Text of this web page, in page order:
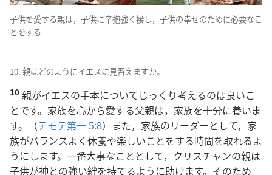
子供を愛する親は，子供に辛抱強く接し，子供の幸せのために必要なこ
とをする
10. 親はどのようにイエスに見習えますか。
10 親がイエスの手本についてじっくり考えるのは良いこ
とです。家族を心から愛する父親は，家族を十分に養いま
す。（テモテ第一 5:8）また，家族のリーダーとして，家
族がバランスよく休養や楽しいことをする時間を取れるよ
うにします。一番大事なこととして，クリスチャンの親は
子供が神との強い絆を持てるように助けます。そのため